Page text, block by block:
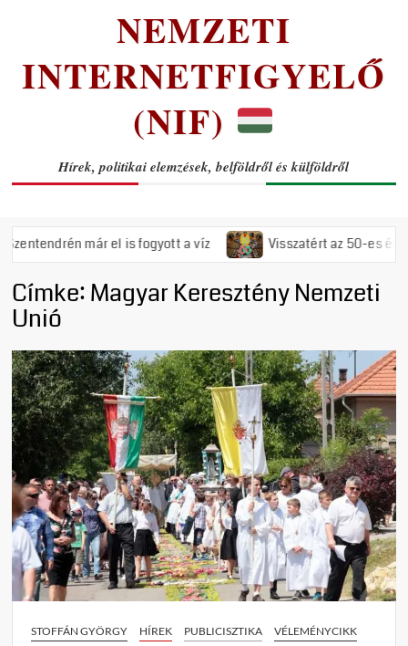
NEMZETI
INTERNETFIGYELŐ
(NIF)
Hírek, politikai elemzések, belföldről és külföldről
már el is fogyott a víz Visszatért az 50-es évek
Címke:Magyar Keresztény Nemzeti
Unió
STOFFÁN GYÖRGY HÍREK PUBLICISZTIKA VÉLEMÉNYCIKK